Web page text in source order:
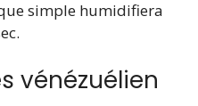
simple humidifiera
vénézuélien